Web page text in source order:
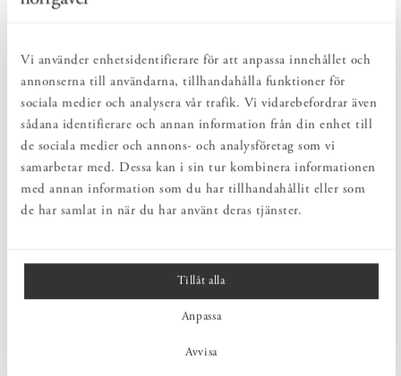
Vi använder enhetsidentifierare för att anpassa innehållet och
annonserna till användarna, tillhandahålla funktioner för
sociala medier och analysera vår trafik. Vi vidarebefordrar även
sådana identifierare och annan information från din enhet till
de sociala medier och annons- och analysföretag som vi
samarbetar med. Dessa kan i sin tur kombinera informationen
med annan information som du har tillhandahållit eller som
de har samlat in när du har använt deras tjänster.
Tillåt alla
Anpassa
Avvisa
både enkelt och vackert.
hållbara naturmaterial.
HARMONISK HELHET
Inredningsdetaljer som kompletterar möblerna och skapar en harmonisk
PRODUKTBESKRIVNING
Mugg i glaserat stengods med tidlös design. Muggen tål maskindisk
och rymmer 20 cl. Den är designad och tillverkad av Jonas